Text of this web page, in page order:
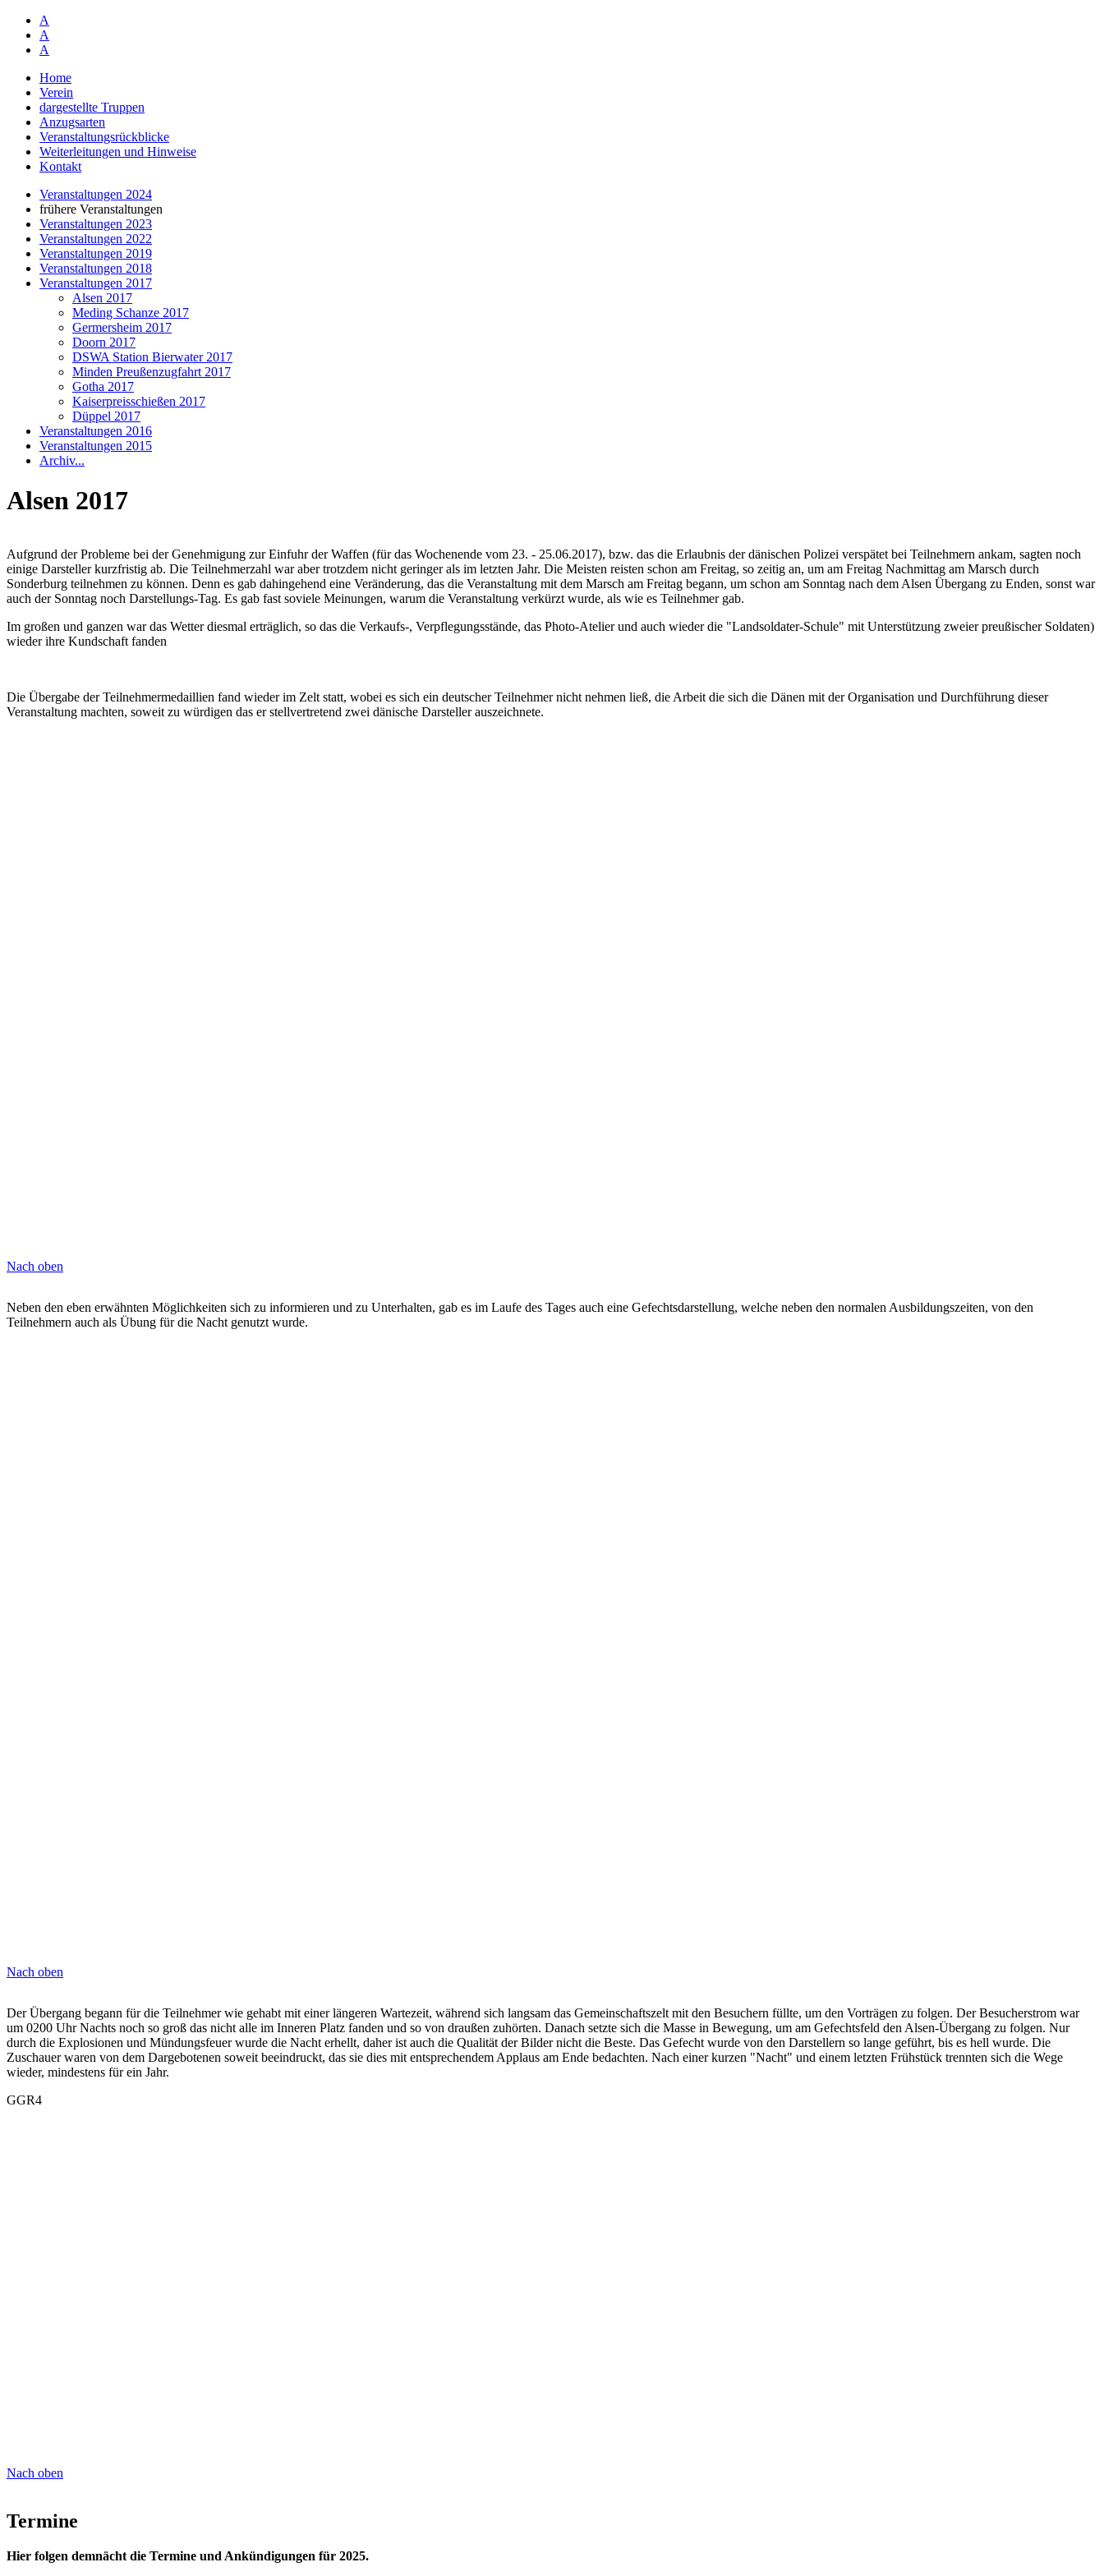
A
A
A
Home
Verein
dargestellte Truppen
Anzugsarten
Veranstaltungsrückblicke
Weiterleitungen und Hinweise
Kontakt
Veranstaltungen 2024
frühere Veranstaltungen
Veranstaltungen 2023
Veranstaltungen 2022
Veranstaltungen 2019
Veranstaltungen 2018
Veranstaltungen 2017
Alsen 2017
Meding Schanze 2017
Germersheim 2017
Doorn 2017
DSWA Station Bierwater 2017
Minden Preußenzugfahrt 2017
Gotha 2017
Kaiserpreisschießen 2017
Düppel 2017
Veranstaltungen 2016
Veranstaltungen 2015
Archiv...
Alsen 2017
Aufgrund der Probleme bei der Genehmigung zur Einfuhr der Waffen (für das Wochenende vom 23. - 25.06.2017), bzw. das die Erlaubnis der dänischen Polizei verspätet bei Teilnehmern ankam, sagten noch
einige Darsteller kurzfristig ab. Die Teilnehmerzahl war aber trotzdem nicht geringer als im letzten Jahr. Die Meisten reisten schon am Freitag, so zeitig an, um am Freitag Nachmittag am Marsch durch
Sonderburg teilnehmen zu können. Denn es gab dahingehend eine Veränderung, das die Veranstaltung mit dem Marsch am Freitag begann, um schon am Sonntag nach dem Alsen Übergang zu Enden, sonst war
auch der Sonntag noch Darstellungs-Tag. Es gab fast soviele Meinungen, warum die Veranstaltung verkürzt wurde, als wie es Teilnehmer gab.
Im großen und ganzen war das Wetter diesmal erträglich, so das die Verkaufs-, Verpflegungsstände, das Photo-Atelier und auch wieder die "Landsoldater-Schule" mit Unterstützung zweier preußischer Soldaten)
wieder ihre Kundschaft fanden
Die Übergabe der Teilnehmermedaillien fand wieder im Zelt statt, wobei es sich ein deutscher Teilnehmer nicht nehmen ließ, die Arbeit die sich die Dänen mit der Organisation und Durchführung dieser
Veranstaltung machten, soweit zu würdigen das er stellvertretend zwei dänische Darsteller auszeichnete.
Nach oben
Neben den eben erwähnten Möglichkeiten sich zu informieren und zu Unterhalten, gab es im Laufe des Tages auch eine Gefechtsdarstellung, welche neben den normalen Ausbildungszeiten, von den
Teilnehmern auch als Übung für die Nacht genutzt wurde.
Nach oben
Der Übergang begann für die Teilnehmer wie gehabt mit einer längeren Wartezeit, während sich langsam das Gemeinschaftszelt mit den Besuchern füllte, um den Vorträgen zu folgen. Der Besucherstrom war
um 0200 Uhr Nachts noch so groß das nicht alle im Inneren Platz fanden und so von draußen zuhörten. Danach setzte sich die Masse in Bewegung, um am Gefechtsfeld den Alsen-Übergang zu folgen. Nur
durch die Explosionen und Mündungsfeuer wurde die Nacht erhellt, daher ist auch die Qualität der Bilder nicht die Beste. Das Gefecht wurde von den Darstellern so lange geführt, bis es hell wurde. Die
Zuschauer waren von dem Dargebotenen soweit beeindruckt, das sie dies mit entsprechendem Applaus am Ende bedachten. Nach einer kurzen "Nacht" und einem letzten Frühstück trennten sich die Wege
wieder, mindestens für ein Jahr.
GGR4
Nach oben
Termine
Hier folgen demnächt die Termine und Ankündigungen für 2025.